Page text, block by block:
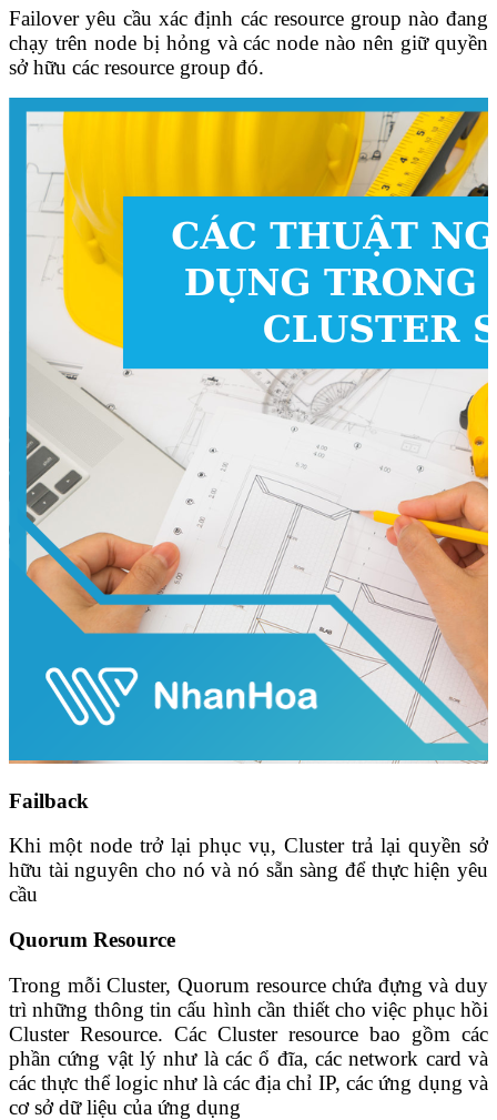
Failover yêu cầu xác định các resource group nào đang
chạy trên node bị hỏng và các node nào nên giữ quyền
sở hữu các resource group đó.
Failback
Khi một node trở lại phục vụ, Cluster trả lại quyền sở
hữu tài nguyên cho nó và nó sẵn sàng để thực hiện yêu
cầu
Quorum Resource
Trong mỗi Cluster, Quorum resource chứa đựng và duy
trì những thông tin cấu hình cần thiết cho việc phục hồi
Cluster Resource. Các Cluster resource bao gồm các
phần cứng vật lý như là các ổ đĩa, các network card và
các thực thể logic như là các địa chỉ IP, các ứng dụng và
cơ sở dữ liệu của ứng dụng